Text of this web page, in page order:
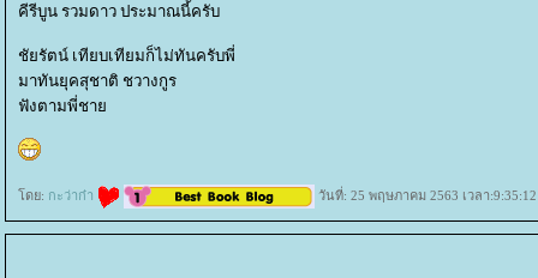
คีรีบูน รวมดาว ประมาณนี้ครับ
ชัยรัตน์ เทียบเทียมก็ไม่ทันครับพี่
มาทันยุคสุชาติ ชวางกูร
ฟังตามพี่ชา
ดย: กะว่าก๋า วันที่: 25 พฤษภาคม 2563 เวลา